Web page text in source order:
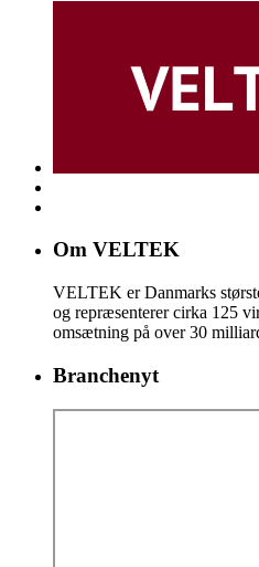
Om VELTEK
VELTEK er Danmarks
og repræsenterer cirka 125
omsætning på over 30
Branchenyt